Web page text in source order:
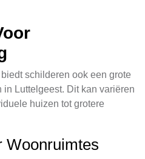
schilderen ook een grote
Luttelgeest. Dit kan variëren
huizen tot grotere
Woonruimtes